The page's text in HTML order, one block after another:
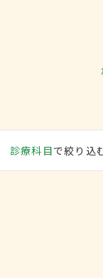
診療科目で絞り込